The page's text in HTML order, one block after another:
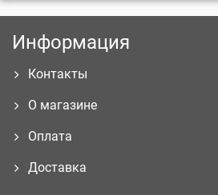
Информация
Контакты
О магазине
Оплата
Доставка